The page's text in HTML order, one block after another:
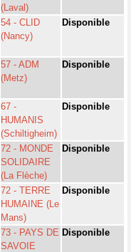
(Laval)
54 - CLID
(Nancy)
Disponible
57 - ADM
(Metz)
Disponible
67 -
HUMANIS
(Schiltigheim)
Disponible
72 - MONDE
SOLIDAIRE
(La Flèche)
Disponible
72 - TERRE
HUMAINE (Le
Mans)
Disponible
73 - PAYS DE
SAVOIE
Disponible